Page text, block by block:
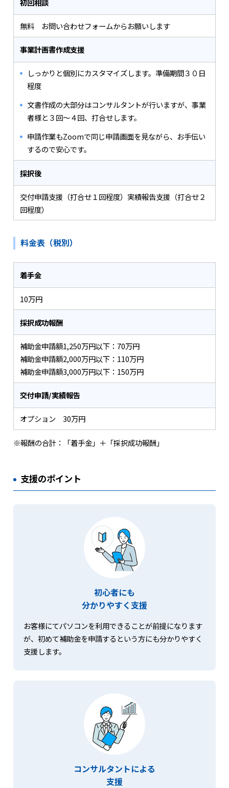
初回相談
無料 お問い合わせフォームからお願いします
事業計画書作成支援
しっかりと個別にカスタマイズします。準備期間３０日
程度
文書作成の大部分はコンサルタントが行いますが、事業
者様と３回～４回、打合せします。
申請作業もZoomで同じ申請画面を見ながら、お手伝い
するので安心です。
採択後
交付申請支援（打合せ１回程度）実績報告支援（打合せ２
回程度）
料金表（税別）
着手金
10万円
採択成功報酬
補助金申請額1,250万円以下：70万円
補助金申請額2,000万円以下：110万円
補助金申請額3,000万円以下：150万円
交付申請/実績報告
オプション 30万円
※報酬の合計：「着手金」＋「採択成功報酬」
支援のポイント
初心者にも
分かりやすく支援
お客様にてパソコンを利用できることが前提になります
が、初めて補助金を申請するという方にも分かりやすく
支援します。
コンサルタントによる
支援